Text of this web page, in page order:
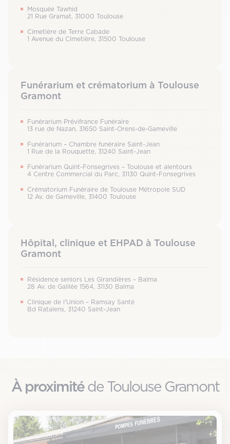
Mosquée Tawhid
21 Rue Gramat, 31000 Toulouse
Cimetière de Terre Cabade
1 Avenue du Cimetière, 31500 Toulouse
Funérarium et crématorium à Toulouse
Gramont
Funérarium Prévifrance Funéraire
13 rue de Nazan, 31650 Saint-Orens-de-Gameville
Funérarium – Chambre funéraire Saint-Jean
1 Rue de la Rouquette, 31240 Saint-Jean
Funérarium Quint-Fonsegrives – Toulouse et alentours
4 Centre Commercial du Parc, 31130 Quint-Fonsegrives
Crématorium Funéraire de Toulouse Métropole SUD
12 Av. de Gameville, 31400 Toulouse
Hôpital, clinique et EHPAD à Toulouse
Gramont
Résidence seniors Les Girandières – Balma
28 Av. de Galilée 1564, 31130 Balma
Clinique de l’Union – Ramsay Santé
Bd Ratalens, 31240 Saint-Jean
À proximitéde Toulouse Gramont